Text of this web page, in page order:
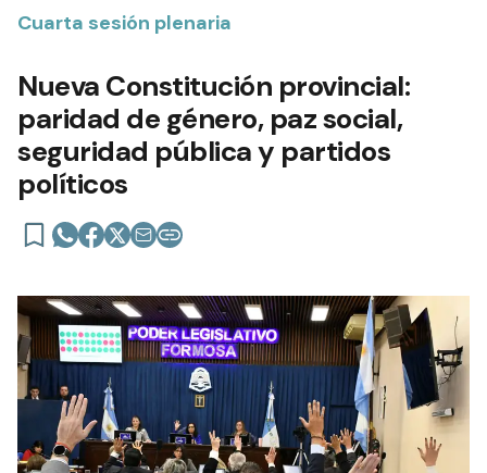
Cuarta sesión plenaria
Nueva Constitución provincial:
paridad de género, paz social,
seguridad pública y partidos
políticos